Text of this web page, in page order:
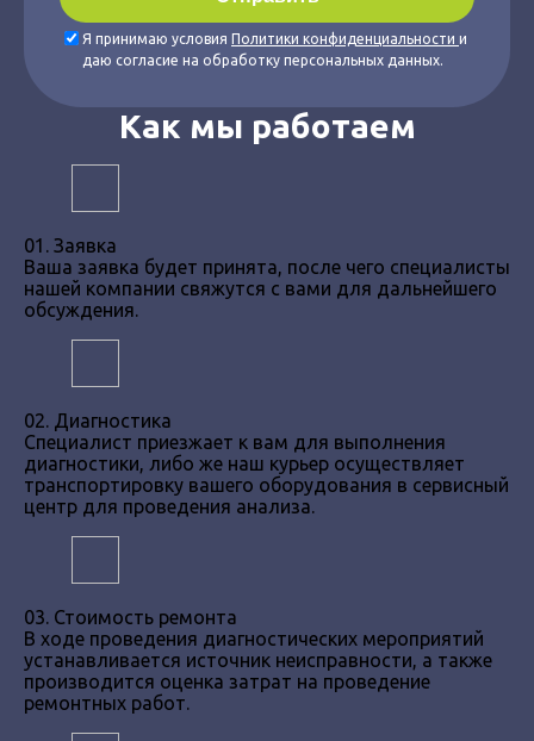
Я принимаю условия Политики конфиденциальности и
даю согласие на обработку персональных данных.
Как мы работаем
01. Заявка
Ваша заявка будет принята, после чего специалисты
нашей компании свяжутся с вами для дальнейшего
обсуждения.
02. Диагностика
Специалист приезжает к вам для выполнения
диагностики, либо же наш курьер осуществляет
транспортировку вашего оборудования в сервисный
центр для проведения анализа.
03. Стоимость ремонта
В ходе проведения диагностических мероприятий
устанавливается источник неисправности, а также
производится оценка затрат на проведение
ремонтных работ.